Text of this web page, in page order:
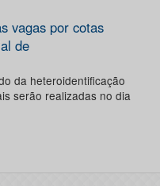
vagas por cotas
de
da heteroidentificação
serão realizadas no dia